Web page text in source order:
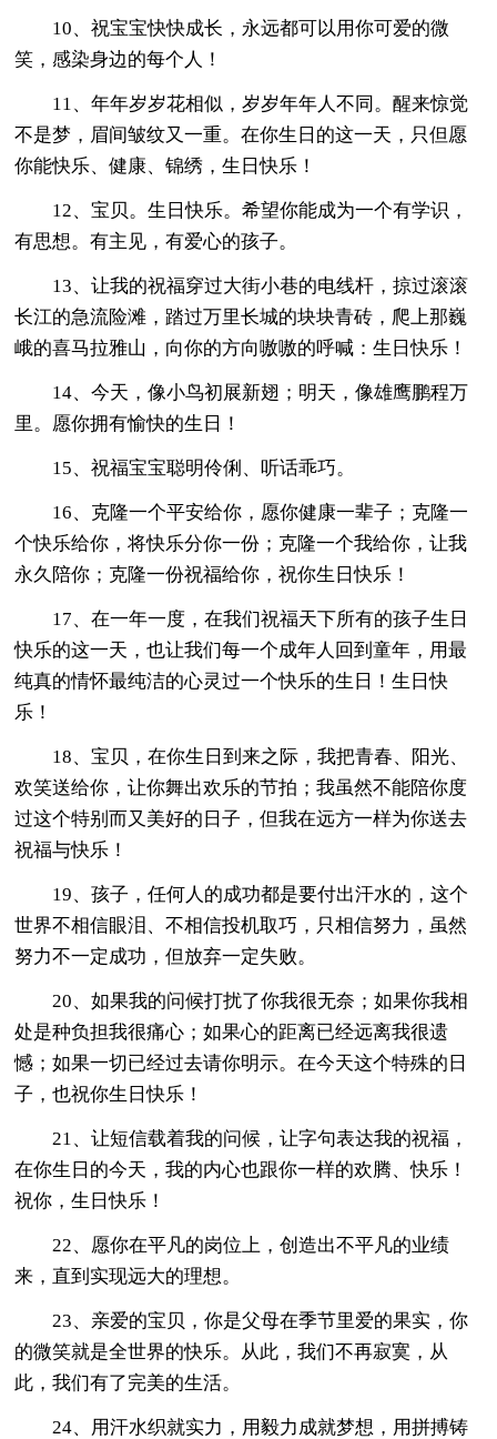
10、祝宝宝快快成长，永远都可以用你可爱的微
笑，感染身边的每个人！
11、年年岁岁花相似，岁岁年年人不同。醒来惊觉
不是梦，眉间皱纹又一重。在你生日的这一天，只但愿
你能快乐、健康、锦绣，生日快乐！
12、宝贝。生日快乐。希望你能成为一个有学识，
有思想。有主见，有爱心的孩子。
13、让我的祝福穿过大街小巷的电线杆，掠过滚滚
长江的急流险滩，踏过万里长城的块块青砖，爬上那巍
峨的喜马拉雅山，向你的方向嗷嗷的呼喊：生日快乐！
14、今天，像小鸟初展新翅；明天，像雄鹰鹏程万
里。愿你拥有愉快的生日！
15、祝福宝宝聪明伶俐、听话乖巧。
16、克隆一个平安给你，愿你健康一辈子；克隆一
个快乐给你，将快乐分你一份；克隆一个我给你，让我
永久陪你；克隆一份祝福给你，祝你生日快乐！
17、在一年一度，在我们祝福天下所有的孩子生日
快乐的这一天，也让我们每一个成年人回到童年，用最
纯真的情怀最纯洁的心灵过一个快乐的生日！生日快
乐！
18、宝贝，在你生日到来之际，我把青春、阳光、
欢笑送给你，让你舞出欢乐的节拍；我虽然不能陪你度
过这个特别而又美好的日子，但我在远方一样为你送去
祝福与快乐！
19、孩子，任何人的成功都是要付出汗水的，这个
世界不相信眼泪、不相信投机取巧，只相信努力，虽然
努力不一定成功，但放弃一定失败。
20、如果我的问候打扰了你我很无奈；如果你我相
处是种负担我很痛心；如果心的距离已经远离我很遗
憾；如果一切已经过去请你明示。在今天这个特殊的日
子，也祝你生日快乐！
21、让短信载着我的问候，让字句表达我的祝福，
在你生日的今天，我的内心也跟你一样的欢腾、快乐！
祝你，生日快乐！
22、愿你在平凡的岗位上，创造出不平凡的业绩
来，直到实现远大的理想。
23、亲爱的宝贝，你是父母在季节里爱的果实，你
的微笑就是全世界的快乐。从此，我们不再寂寞，从
此，我们有了完美的生活。
24、用汗水织就实力，用毅力成就梦想，用拼搏铸